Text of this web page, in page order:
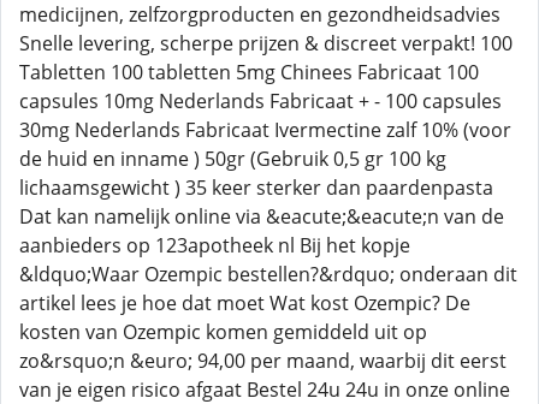
medicijnen, zelfzorgproducten en gezondheidsadvies
Snelle levering, scherpe prijzen & discreet verpakt! 100
Tabletten 100 tabletten 5mg Chinees Fabricaat 100
capsules 10mg Nederlands Fabricaat + - 100 capsules
30mg Nederlands Fabricaat Ivermectine zalf 10% (voor
de huid en inname ) 50gr (Gebruik 0,5 gr 100 kg
lichaamsgewicht ) 35 keer sterker dan paardenpasta
Dat kan namelijk online via &eacute;&eacute;n van de
aanbieders op 123apotheek nl Bij het kopje
&ldquo;Waar Ozempic bestellen?&rdquo; onderaan dit
artikel lees je hoe dat moet Wat kost Ozempic? De
kosten van Ozempic komen gemiddeld uit op
zo&rsquo;n &euro; 94,00 per maand, waarbij dit eerst
van je eigen risico afgaat Bestel 24u 24u in onze online